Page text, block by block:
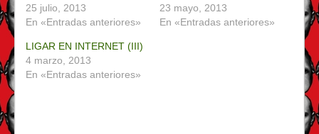
25 julio, 2013
En «Entradas anteriores»
23 mayo, 2013
En «Entradas anteriores»
LIGAR EN INTERNET (III)
4 marzo, 2013
En «Entradas anteriores»